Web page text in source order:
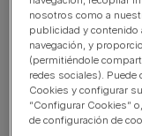
¿Hay gatos a
Maine Coon
Van Turco
Abisinio
nosotros como a
publicidad y contenido
navegación, y
(permitiéndole
redes sociales).
Cookies y configurar
“Configurar Cookies”
de configuración de